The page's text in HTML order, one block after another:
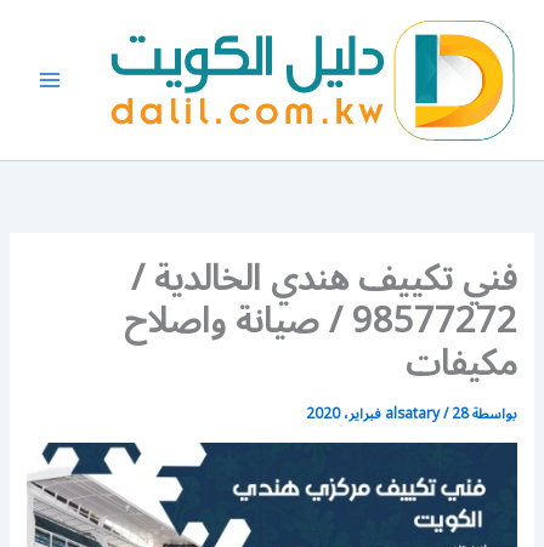
المحتوى
فني تكييف هندي الخالدية /
98577272 / صيانة واصلاح
مكيفات
بواسطة alsatary/28 فبراير، 2020